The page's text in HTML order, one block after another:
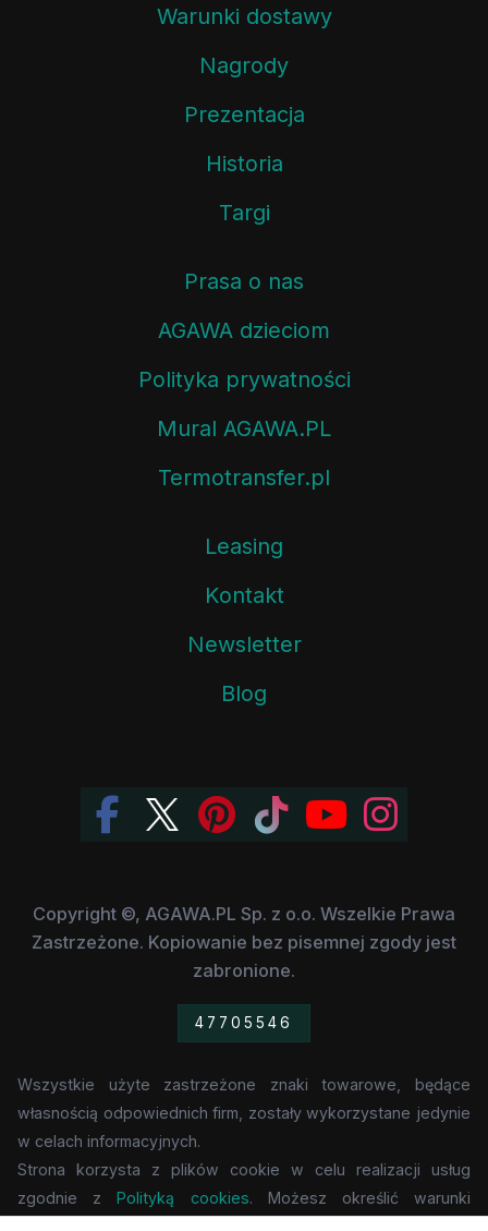
Warunki dostawy
Nagrody
Prezentacja
Historia
Targi
Prasa o nas
AGAWA dzieciom
Polityka prywatności
Mural AGAWA.PL
Termotransfer.pl
Leasing
Kontakt
Newsletter
Blog
Copyright ©, AGAWA.PL Sp. z o.o. Wszelkie Prawa
Zastrzeżone. Kopiowanie bez pisemnej zgody jest
zabronione.
47705546
Wszystkie użyte zastrzeżone znaki towarowe, będące
własnością odpowiednich firm, zostały wykorzystane jedynie
w celach informacyjnych.
Strona korzysta z plików cookie w celu realizacji usług
zgodnie zPolityką cookies. Możesz określić warunki